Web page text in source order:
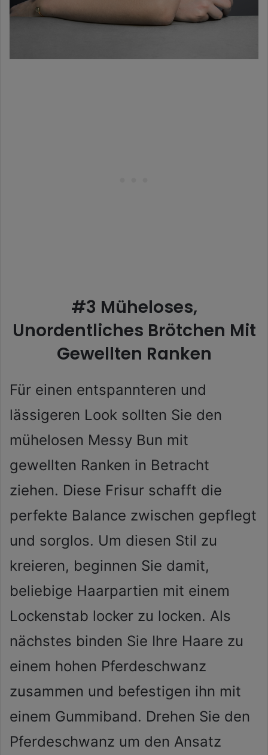
#3 Müheloses,
Unordentliches Brötchen Mit
Gewellten Ranken
Für einen entspannteren und
lässigeren Look sollten Sie den
mühelosen Messy Bun mit
gewellten Ranken in Betracht
ziehen. Diese Frisur schafft die
perfekte Balance zwischen gepflegt
und sorglos. Um diesen Stil zu
kreieren, beginnen Sie damit,
beliebige Haarpartien mit einem
Lockenstab locker zu locken. Als
nächstes binden Sie Ihre Haare zu
einem hohen Pferdeschwanz
zusammen und befestigen ihn mit
einem Gummiband. Drehen Sie den
Pferdeschwanz um den Ansatz